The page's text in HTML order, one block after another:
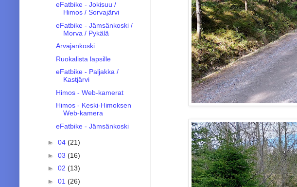
eFatbike - Jokisuu /
Himos / Sorvajärvi
eFatbike - Jämsänkoski /
Morva / Pykälä
Arvajankoski
Ruokalista lapsille
eFatbike - Paljakka /
Kastjärvi
Himos - Web-kamerat
Himos - Keski-Himoksen
Web-kamera
eFatbike - Jämsänkoski
► 04 (21)
► 03 (16)
► 02 (13)
► 01 (26)